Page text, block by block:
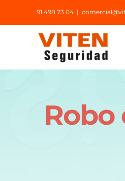
contenido
91 498 73 04 |
Robo